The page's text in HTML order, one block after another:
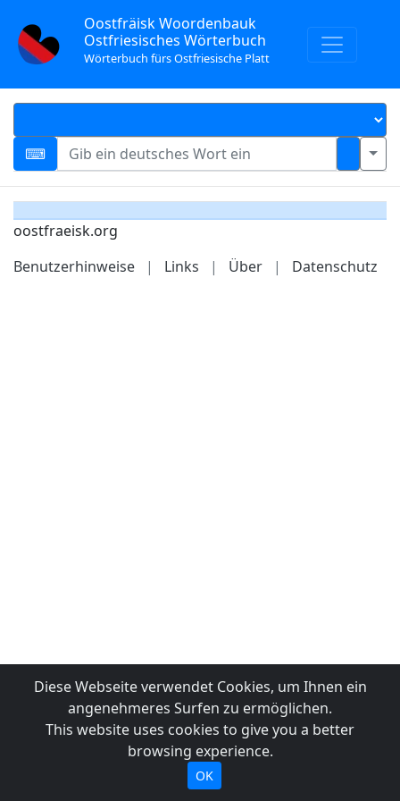
Oostfräisk Woordenbauk
Ostfriesisches Wörterbuch
Wörterbuch fürs Ostfriesische Platt
oostfraeisk.org
Benutzerhinweise
| Links | Über | Datenschutz
Diese Webseite verwendet Cookies, um Ihnen ein
angenehmeres Surfen zu ermöglichen.
This website uses cookies to give you a better
browsing experience.
OK